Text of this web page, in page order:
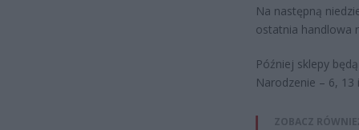
Na następną
ostatnia handlowa
Później sklepy
Narodzenie – 6, 13
ZOBACZ